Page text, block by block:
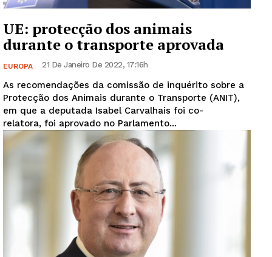
UE: protecção dos animais
durante o transporte aprovada
EUROPA 21 De Janeiro De 2022, 17:16h
As recomendações da comissão de inquérito sobre a
Protecção dos Animais durante o Transporte (ANIT),
em que a deputada Isabel Carvalhais foi co-
relatora, foi aprovado no Parlamento...